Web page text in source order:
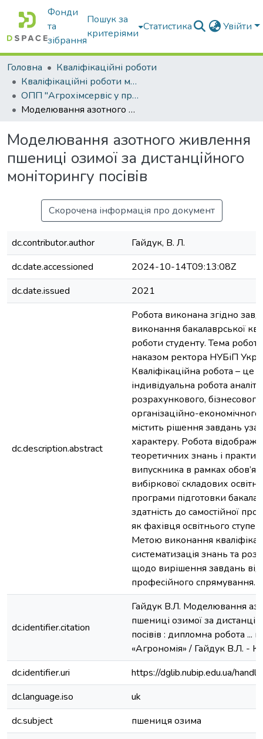
Фонди
та
зібрання
Пошук за
критеріями
Статистика Увійти
Головна
Кваліфікаційні роботи
Кваліфікаційні роботи магістрів
ОПП "Агрохімсервіс у прецизійному агровиробництві"
Моделювання азотного живлення пшениці озимої за дистанційного моніторингу посівів
Моделювання азотного живлення
пшениці озимої за дистанційного
моніторингу посівів
Скорочена інформація про документ
dc.contributor.author
Гайдук, В. Л.
dc.date.accessioned
2024-10-14T09:13:08Z
dc.date.issued
2021
dc.description.abstract
Робота виконана згідно
виконання бакалаврської
роботи студенту. Тема
наказом ректора НУБіП
Кваліфікаційна робота – це
індивідуальна робота
розрахункового,
організаційно-
містить рішення завдань
характеру. Робота
теоретичних знань і
випускника в рамках
вибіркової складових
програми підготовки
здатність до самостійної
як фахівця освітнього
Метою виконання
систематизація знань та
щодо вирішення завдань
професійного спрямування.
dc.identifier.citation
Гайдук В.Л. Моделювання
пшениці озимої за
посівів : дипломна робота ...
«Агрономія» / Гайдук В.Л. -
dc.identifier.uri
https://dglib.nubip.edu.ua/
dc.language.iso
uk
dc.subject
пшениця озима